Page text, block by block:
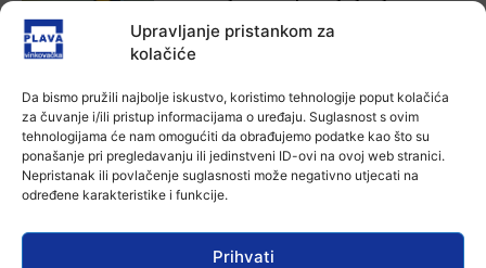
Upravljanje pristankom za
kolačiće
Da bismo pružili najbolje iskustvo, koristimo tehnologije poput kolačića
za čuvanje i/ili pristup informacijama o uređaju. Suglasnost s ovim
tehnologijama će nam omogućiti da obrađujemo podatke kao što su
ponašanje pri pregledavanju ili jedinstveni ID-ovi na ovoj web stranici.
Nepristanak ili povlačenje suglasnosti može negativno utjecati na
određene karakteristike i funkcije.
Prihvati
7 kolovoza, 2026
Aktualno
U Županji održana Ljetna škola magije
7 kolovoza, 2026
Zbog niskog vodostaja otežana
plovidba na Dunavu